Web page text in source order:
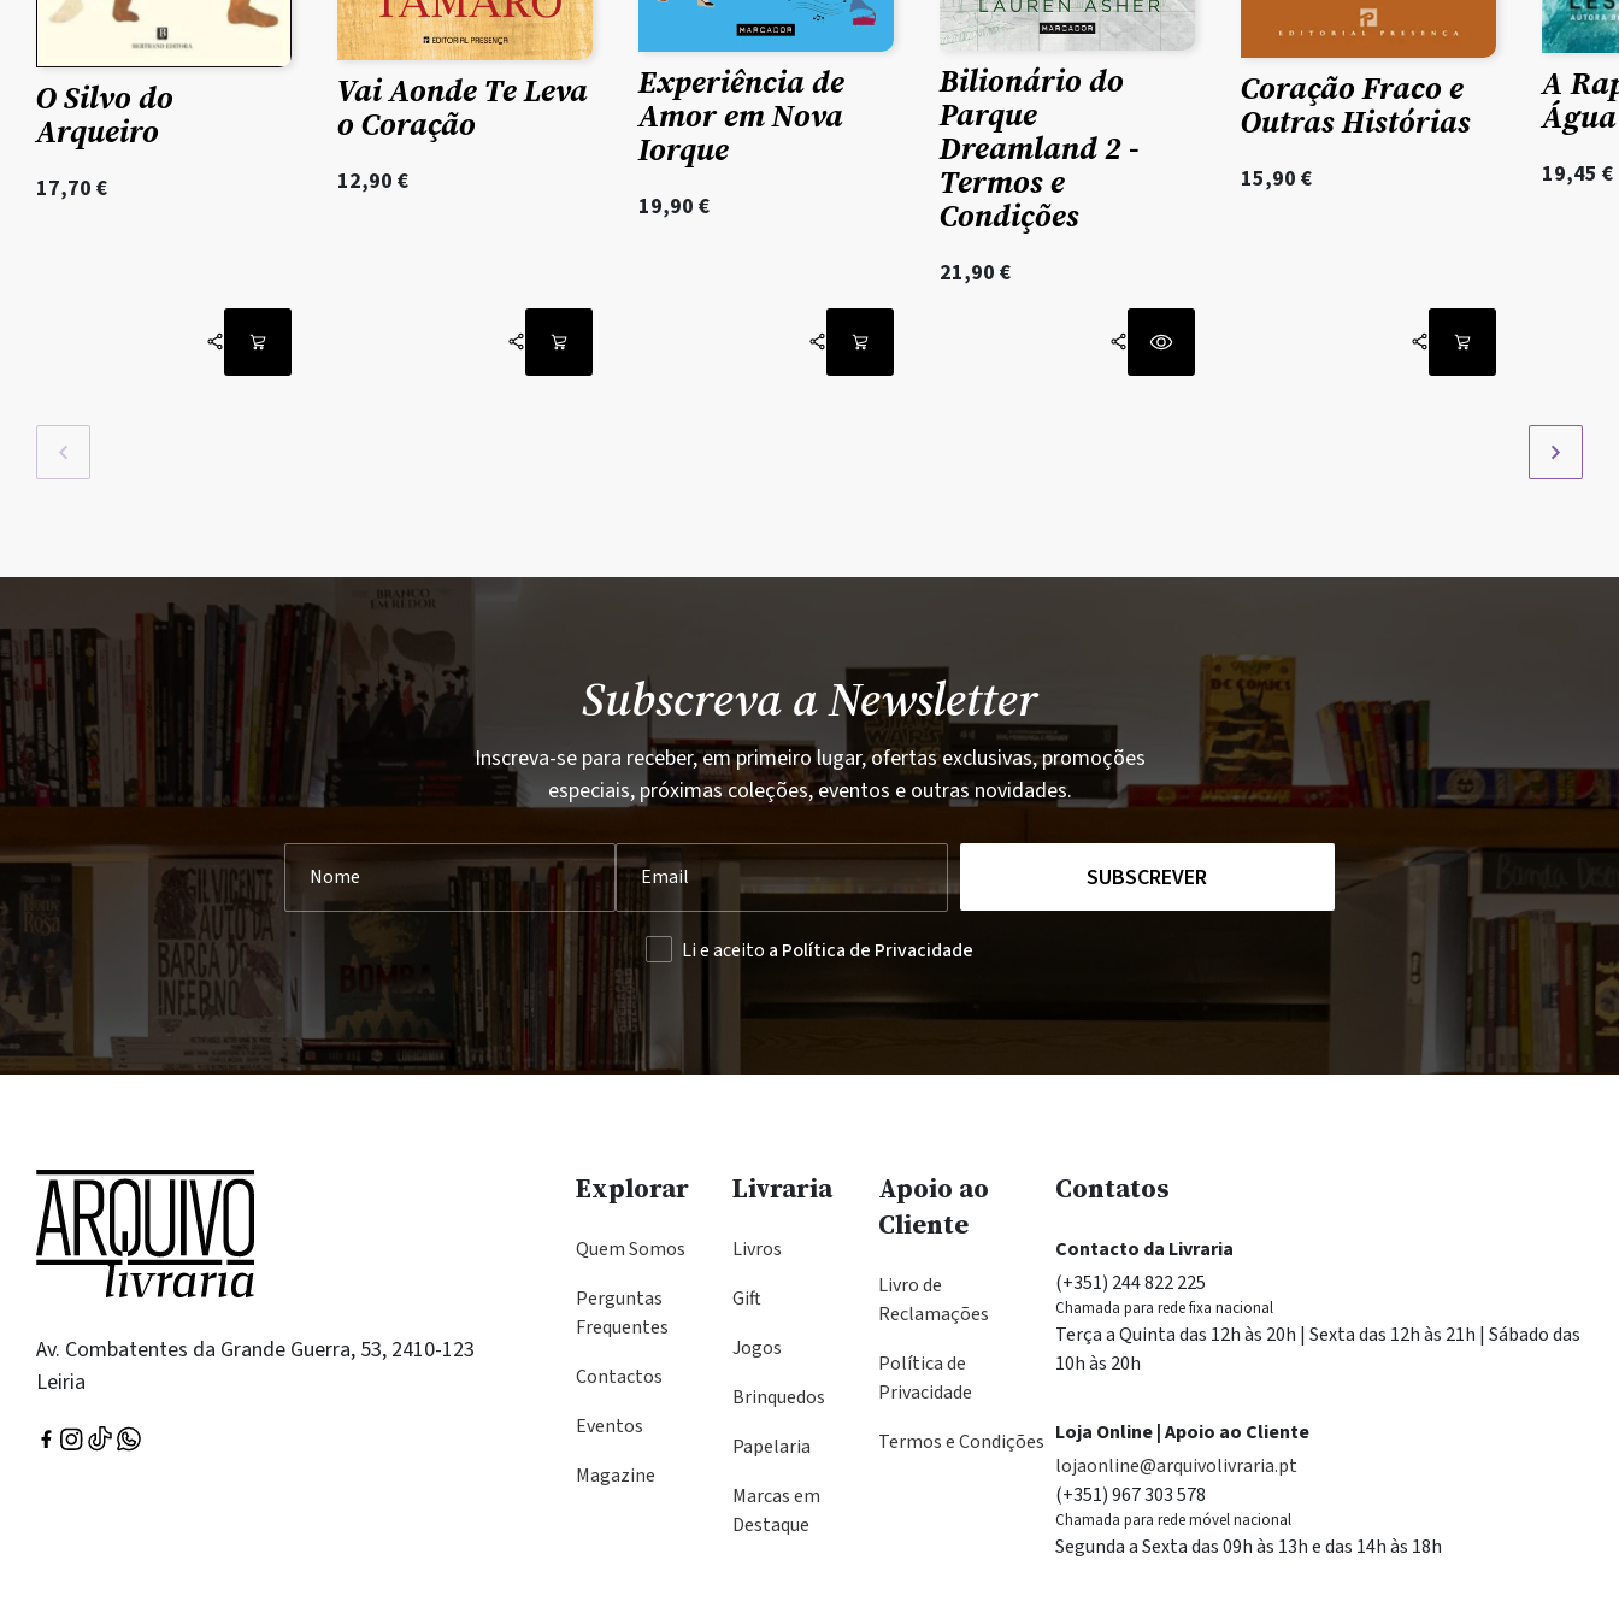
O Silvo do
Arqueiro
17,70 €
Vai Aonde Te Leva
o Coração
12,90 €
Experiência de
Amor em Nova
Iorque
19,90 €
Bilionário do
Parque
Dreamland 2 -
Termos e
Condições
21,90 €
Coração Fraco e
Outras Histórias
15,90 €
A
Água
19,45 €
Subscreva a Newsletter
Inscreva-se para receber, em primeiro lugar, ofertas exclusivas, promoções
especiais, próximas coleções, eventos e outras novidades.
SUBSCREVER
Li e aceito a Política de Privacidade
Av. Combatentes da Grande Guerra, 53, 2410-123
Leiria
Explorar
Quem Somos
Perguntas
Frequentes
Contactos
Eventos
Magazine
Livraria
Livros
Gift
Jogos
Brinquedos
Papelaria
Marcas em
Destaque
Apoio ao
Cliente
Livro de
Reclamações
Política de
Privacidade
Termos e Condições
Contatos
Contacto da Livraria
(+351) 244 822 225
Chamada para rede fixa nacional
Terça a Quinta das 12h às 20h | Sexta das 12h às 21h | Sábado das
10h às 20h
Loja Online | Apoio ao Cliente
lojaonline@arquivolivraria.pt
(+351) 967 303 578
Chamada para rede móvel nacional
Segunda a Sexta das 09h às 13h e das 14h às 18h